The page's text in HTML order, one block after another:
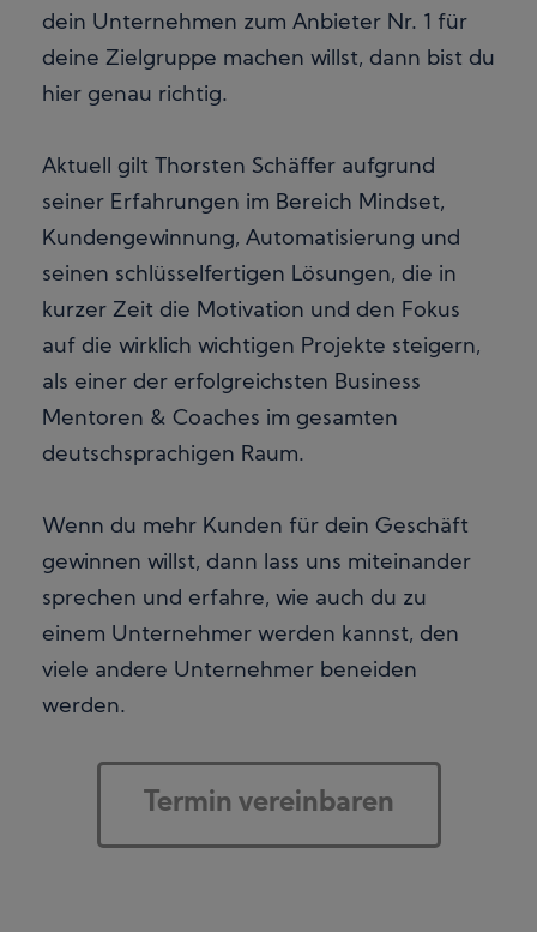
dein Unternehmen zum Anbieter Nr. 1 für
deine Zielgruppe machen willst, dann bist du
hier genau richtig.
Aktuell gilt Thorsten Schäffer aufgrund
seiner Erfahrungen im Bereich Mindset,
Kundengewinnung, Automatisierung und
seinen schlüsselfertigen Lösungen, die in
kurzer Zeit die Motivation und den Fokus
auf die wirklich wichtigen Projekte steigern,
als einer der erfolgreichsten Business
Mentoren & Coaches im gesamten
deutschsprachigen Raum.
Wenn du mehr Kunden für dein Geschäft
gewinnen willst, dann lass uns miteinander
sprechen und erfahre, wie auch du zu
einem Unternehmer werden kannst, den
viele andere Unternehmer beneiden
werden.
Termin vereinbaren